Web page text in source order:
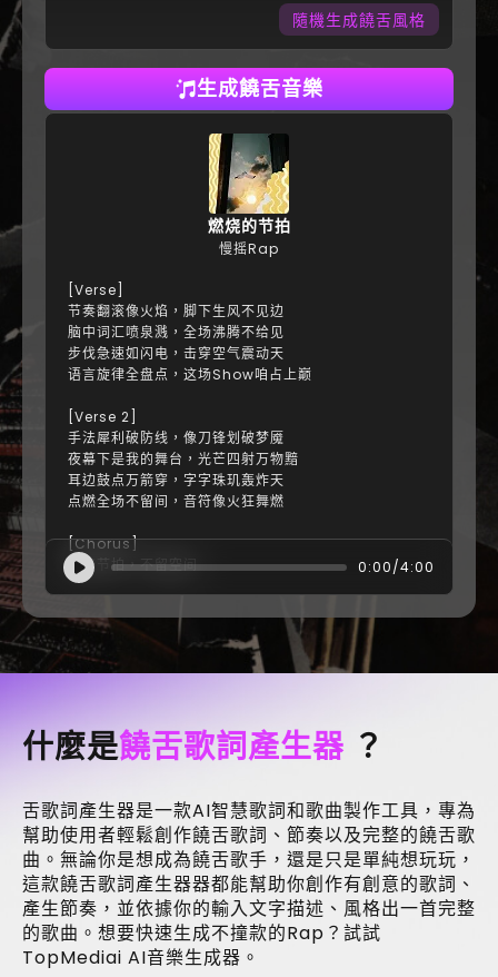
隨機生成饒舌風格
生成饒舌音樂
燃烧的节拍
慢摇Rap
[Verse]
节奏翻滚像火焰，脚下生风不见边
脑中词汇喷泉溅，全场沸腾不给见
步伐急速如闪电，击穿空气震动天
语言旋律全盘点，这场Show咱占上巅
[Verse 2]
手法犀利破防线，像刀锋划破梦魇
夜幕下是我的舞台，光芒四射万物黯
耳边鼓点万箭穿，字字珠玑轰炸天
点燃全场不留间，音符像火狂舞燃
[Chorus]
燃烧节拍，不留空间
天花板破裂炸蓝天
这股力量没人能偷
[Bridge]
随心跳挑战极限，把规则搁边
这场电光火石在我手中点燃
[Verse 3]
听众沉浸这片海，噪音消散心连连
脚步不停冲破关，逆天战局不怠慢
音浪猛袭心狂颤，这里现在谁来判
[Chorus]
燃烧节拍，不留空间
天花板破裂炸蓝天
每一字母点燃四周
这股力量没人能偷
0:00/4:00
什麼是饒舌歌詞產生器 ？
舌歌詞產生器是一款AI智慧歌詞和歌曲製作工具，專為
幫助使用者輕鬆創作饒舌歌詞、節奏以及完整的饒舌歌
曲。無論你是想成為饒舌歌手，還是只是單純想玩玩，
這款饒舌歌詞產生器器都能幫助你創作有創意的歌詞、
產生節奏，並依據你的輸入文字描述、風格出一首完整
的歌曲。想要快速生成不撞款的Rap？試試
TopMediai AI音樂生成器。